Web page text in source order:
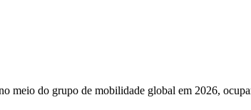
meio do grupo de mobilidade global em 2026,